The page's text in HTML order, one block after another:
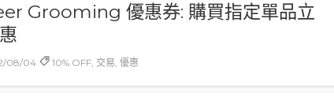
Grooming 優惠券: 購買指定單品立
08/04 10% OFF, 交易, 優惠